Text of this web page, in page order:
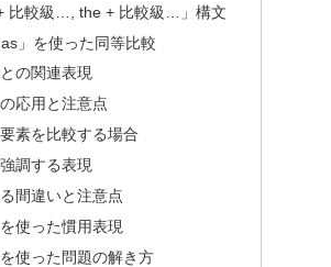
+ 比較級…, the + 比較級…」構文
」を使った同等比較
の関連表現
応用と注意点
素を比較する場合
調する表現
間違いと注意点
使った慣用表現
使った問題の解き方